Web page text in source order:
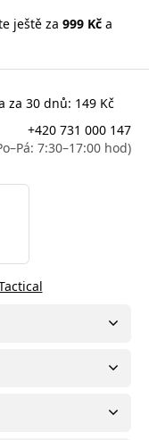
ještě za 999 Kč a
za 30 dnů: 149 Kč
+420 731 000 147
7:30–17:00 hod)